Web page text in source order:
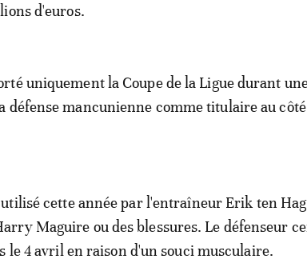
d'euros.
uniquement la Coupe de la Ligue durant
défense mancunienne comme titulaire au
cette année par l'entraîneur Erik ten
Maguire ou des blessures. Le défenseur
le 4 avril en raison d'un souci musculaire.